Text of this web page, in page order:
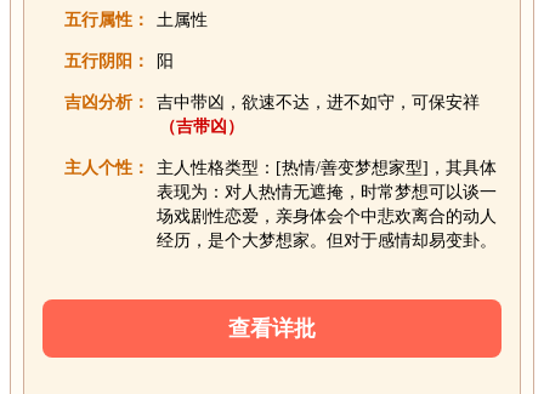
五行属性： 土属性
五行阴阳： 阳
吉凶分析：
吉中带凶，欲速不达，进不如守，可保安祥
（吉带凶）
主人个性：
主人性格类型：[热情/善变梦想家型]，其具体
表现为：对人热情无遮掩，时常梦想可以谈一
场戏剧性恋爱，亲身体会个中悲欢离合的动人
经历，是个大梦想家。但对于感情却易变卦。
查看详批